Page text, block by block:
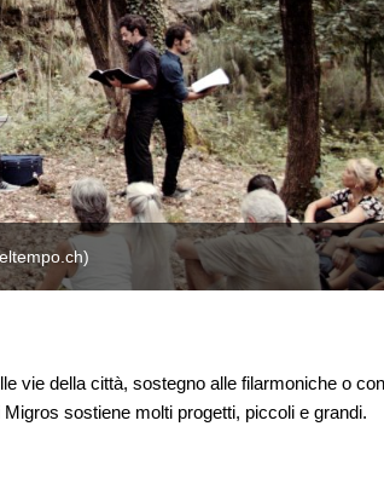
vie della città, sostegno alle filarmoniche o
sostiene molti progetti, piccoli e grandi.